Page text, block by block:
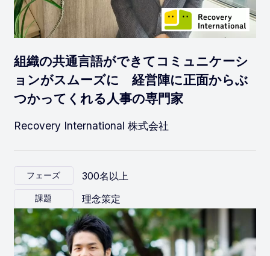
組織の共通言語ができてコミュニケーシ
ョンがスムーズに 経営陣に正面からぶ
つかってくれる人事の専門家
Recovery International 株式会社
フェーズ 300名以上
課題 理念策定